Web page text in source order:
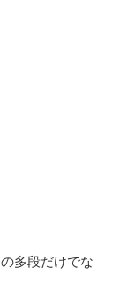
多段だけでな